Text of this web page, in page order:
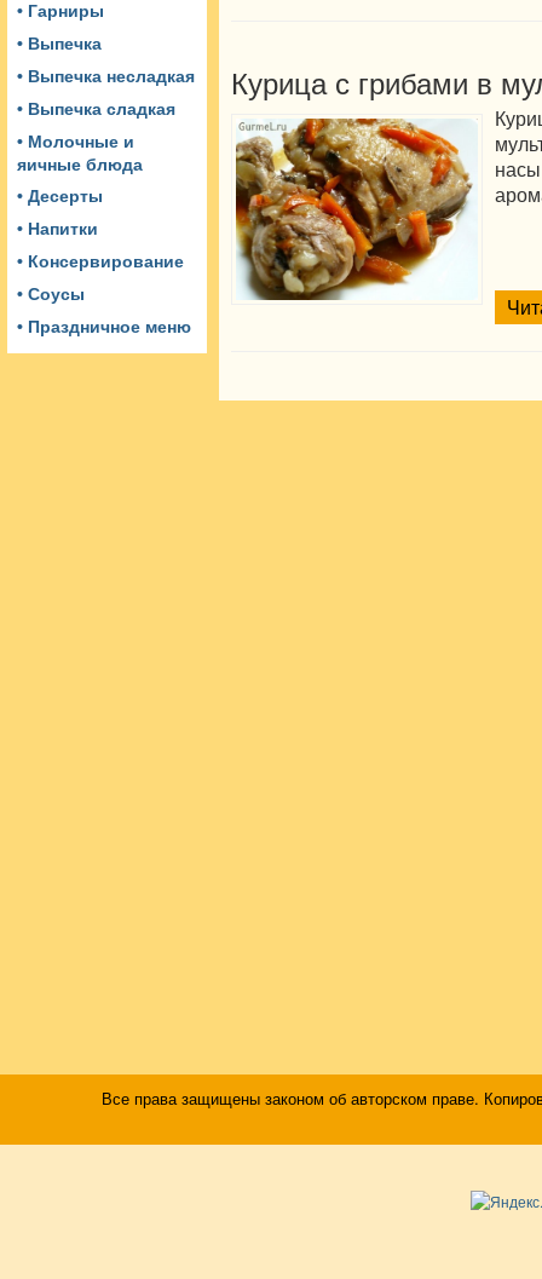
• Гарниры
• Выпечка
• Выпечка несладкая
• Выпечка сладкая
• Молочные и
яичные блюда
• Десерты
• Напитки
• Консервирование
• Соусы
• Праздничное меню
Курица с грибами в
Все права защищены законом об авторском праве.